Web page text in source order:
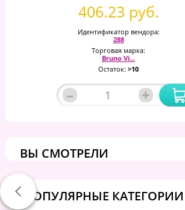
406.23 руб.
Идентификатор вендора:
288
Торговая марка:
Bruno Vi...
Остаток: >10
– +
ВЫ СМОТРЕЛИ
ПОПУЛЯРНЫЕ